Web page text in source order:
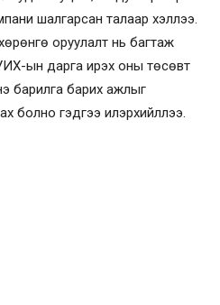
шалгарсан талаар хэллээ.
оруулалт нь багтаж
ын дарга ирэх оны төсөвт
барилга барих ажлыг
болно гэдгээ илэрхийллээ.